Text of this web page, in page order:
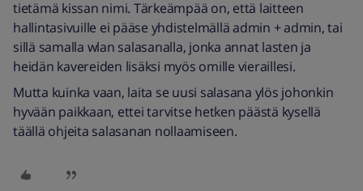
tietämä kissan nimi. Tärkeämpää on, että laitteen
hallintasivuille ei pääse yhdistelmällä admin + admin, tai
sillä samalla wlan salasanalla, jonka annat lasten ja
heidän kavereiden lisäksi myös omille vieraillesi.
Mutta kuinka vaan, laita se uusi salasana ylös johonkin
hyvään paikkaan, ettei tarvitse hetken päästä kysellä
täällä ohjeita salasanan nollaamiseen.